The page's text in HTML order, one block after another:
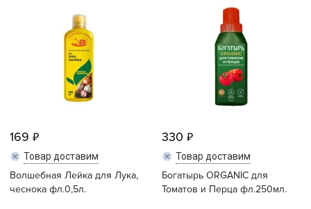
169
Товар доставим
Волшебная Лейка для Лука,
чеснока фл.0,5л.
330
Товар доставим
Богатырь ORGANIC для
Томатов и Перца фл.250мл.